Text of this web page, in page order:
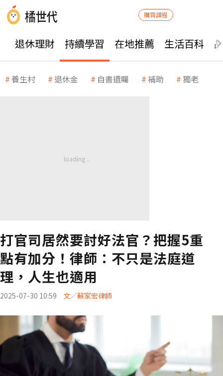
購買課程
退休理財 持續學習 在地推薦 生活百科
養生村 退休金 自書遺囑 補助 獨老
打官司居然要討好法官？把握5重
點有加分！律師：不只是法庭道
理，人生也適用
2025-07-30 10:59 文／蘇家宏律師